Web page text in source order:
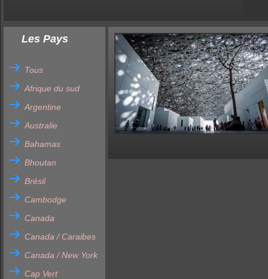
Les Pays
Tous
Afrique du sud
Argentine
Australie
Bahamas
Bhoutan
Brésil
Cambodge
Canada
Canada / Caraibes
Canada / New York
Cap Vert